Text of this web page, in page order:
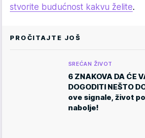
stvorite budućnost kakvu želite.
PROČITAJTE JOŠ
SREĆAN ŽIVOT
6 ZNAKOVA DA ĆE
DOGODITI NEŠTO
ove signale, život
nabolje!